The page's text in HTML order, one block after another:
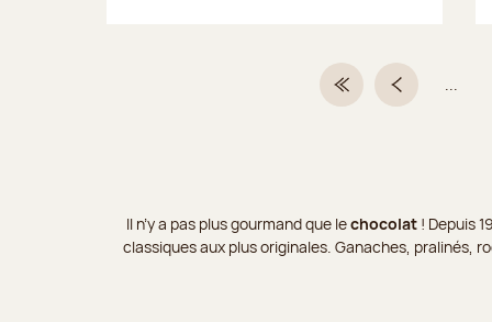
Première page
Page ...
Il n’y a pas plus gourmand que lechocolat! Depuis
classiques aux plus originales. Ganaches,